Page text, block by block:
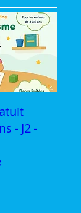
- J2 -